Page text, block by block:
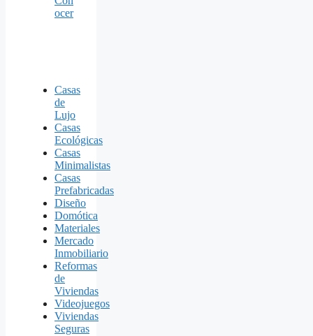
ocer
Casas
de
Lujo
Casas
Ecológicas
Casas
Minimalistas
Casas
Prefabricadas
Diseño
Domótica
Materiales
Mercado
Inmobiliario
Reformas
de
Viviendas
Videojuegos
Viviendas
Seguras